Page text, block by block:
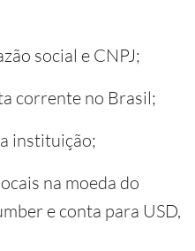
social e CNPJ;
corrente no Brasil;
instituição;
na moeda do
e conta para USD,